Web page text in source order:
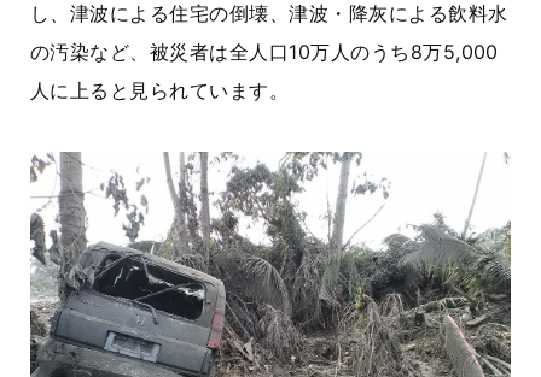
し、津波による住宅の倒壊、津波・降灰による飲料水
の汚染など、被災者は全人口10万人のうち8万5,000
人に上ると見られています。